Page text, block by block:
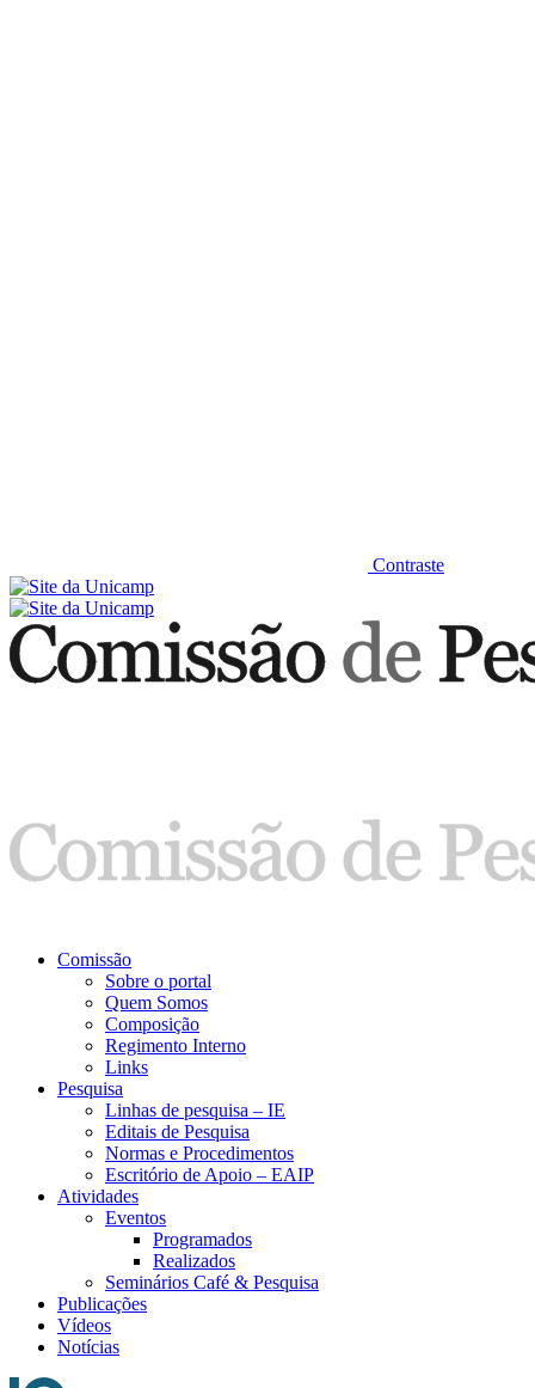
Contraste
Comissão
Sobre o portal
Quem Somos
Composição
Regimento Interno
Links
Pesquisa
Linhas de pesquisa – IE
Editais de Pesquisa
Normas e Procedimentos
Escritório de Apoio – EAIP
Atividades
Eventos
Programados
Realizados
Seminários Café & Pesquisa
Publicações
Vídeos
Notícias